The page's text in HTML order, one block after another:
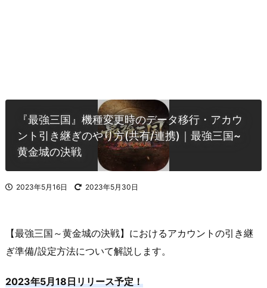
『最強三国』機種変更時のデータ移行・アカウ
ント引き継ぎのやり方(共有/連携)｜最強三国~
黄金城の決戦
2023年5月16日 2023年5月30日
【最強三国～黄金城の決戦】におけるアカウントの引き継
ぎ準備/設定方法について解説します。
2023年5月18日リリース予定！